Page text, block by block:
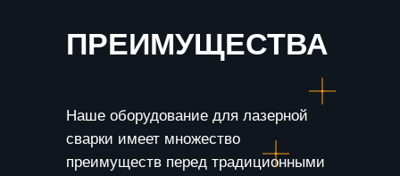
ПРЕИМУЩЕСТВА
Наше оборудование для лазерной
сварки имеет множество
преимуществ перед традиционными